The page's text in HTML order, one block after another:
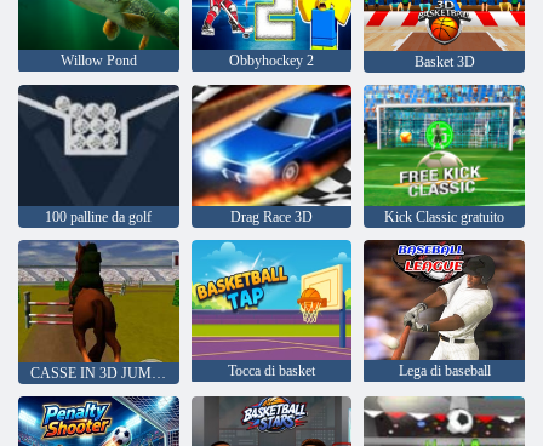
Willow Pond Obbyhockey 2 Basket 3D
100 palline da golf Drag Race 3D Kick Classic gratuito
Tocca di basket Lega di baseball